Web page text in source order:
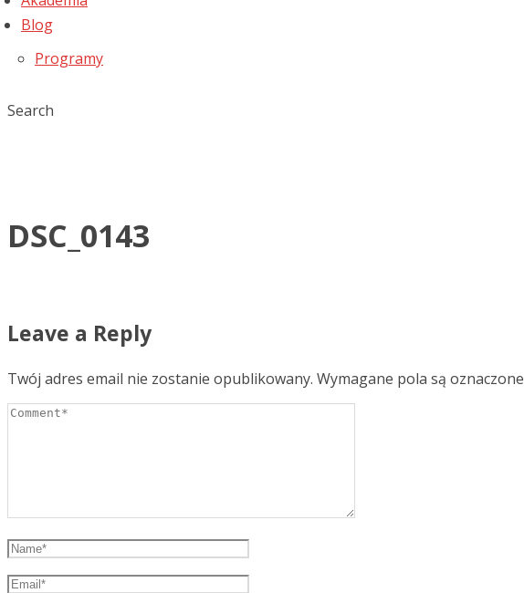
Blog
Programy
Search
DSC_0143
Leave a Reply
Twój adres email nie zostanie opublikowany. Wymagane pola są oznaczone